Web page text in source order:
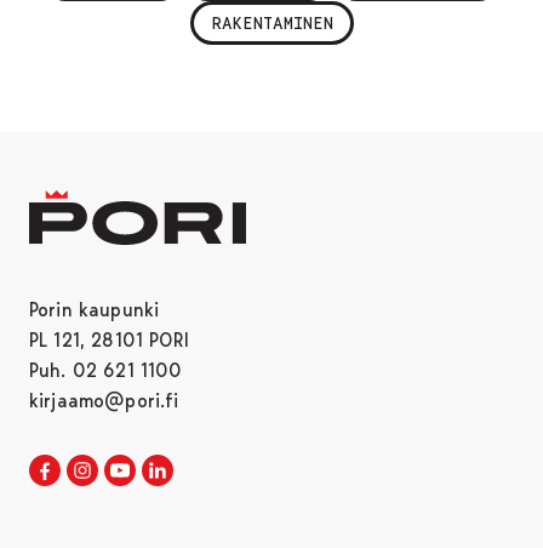
RAKENTAMINEN
Porin kaupunki
PL 121, 28101 PORI
Puh. 02 621 1100
kirjaamo@pori.fi
Porin kaupunki Facebookissa
Avautuu uudessa välilehdessä
Porin kaupunki Instagramissa
Avautuu uudessa välilehdessä
Porin kaupunki Youtubessa
Avautuu uudessa välilehdessä